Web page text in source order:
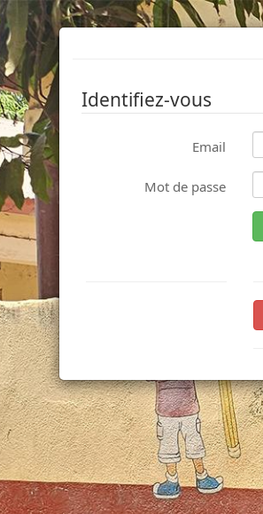
Identifiez-vous
Email
Mot de passe